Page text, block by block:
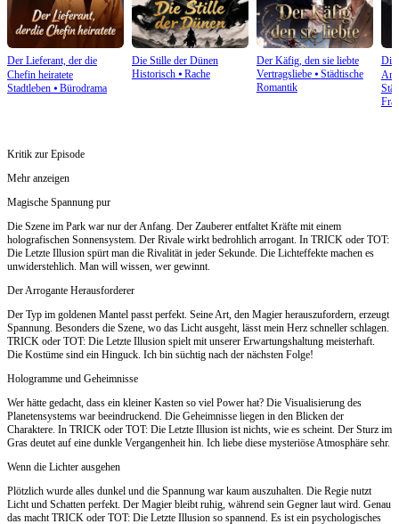
Der Lieferant, der die
Chefin heiratete
Stadtleben ⦁ Bürodrama
Die Stille der Dünen
Historisch⦁ Rache
Der Käfig, den sie liebte
Vertragsliebe⦁ Städtische
Romantik
Die
Kritik zur Episode
Mehr anzeigen
Magische Spannung pur
Die Szene im Park war nur der Anfang. Der Zauberer entfaltet Kräfte mit einem
holografischen Sonnensystem. Der Rivale wirkt bedrohlich arrogant. In TRICK oder TOT:
Die Letzte Illusion spürt man die Rivalität in jeder Sekunde. Die Lichteffekte machen es
unwiderstehlich. Man will wissen, wer gewinnt.
Der Arrogante Herausforderer
Der Typ im goldenen Mantel passt perfekt. Seine Art, den Magier herauszufordern, erzeugt
Spannung. Besonders die Szene, wo das Licht ausgeht, lässt mein Herz schneller schlagen.
TRICK oder TOT: Die Letzte Illusion spielt mit unserer Erwartungshaltung meisterhaft.
Die Kostüme sind ein Hinguck. Ich bin süchtig nach der nächsten Folge!
Hologramme und Geheimnisse
Wer hätte gedacht, dass ein kleiner Kasten so viel Power hat? Die Visualisierung des
Planetensystems war beeindruckend. Die Geheimnisse liegen in den Blicken der
Charaktere. In TRICK oder TOT: Die Letzte Illusion ist nichts, wie es scheint. Der Sturz im
Gras deutet auf eine dunkle Vergangenheit hin. Ich liebe diese mysteriöse Atmosphäre sehr.
Wenn die Lichter ausgehen
Plötzlich wurde alles dunkel und die Spannung war kaum auszuhalten. Die Regie nutzt
Licht und Schatten perfekt. Der Magier bleibt ruhig, während sein Gegner laut wird. Genau
das macht TRICK oder TOT: Die Letzte Illusion so spannend. Es ist ein psychologisches